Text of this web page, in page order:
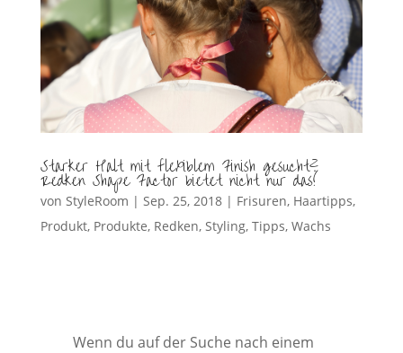
Starker Halt mit flexiblem Finish gesucht?
Redken Shape Factor bietet nicht nur das!
von StyleRoom | Sep. 25, 2018| Frisuren, Haartipps,
Produkt, Produkte, Redken, Styling, Tipps, Wachs
Wenn du auf der Suche nach einem